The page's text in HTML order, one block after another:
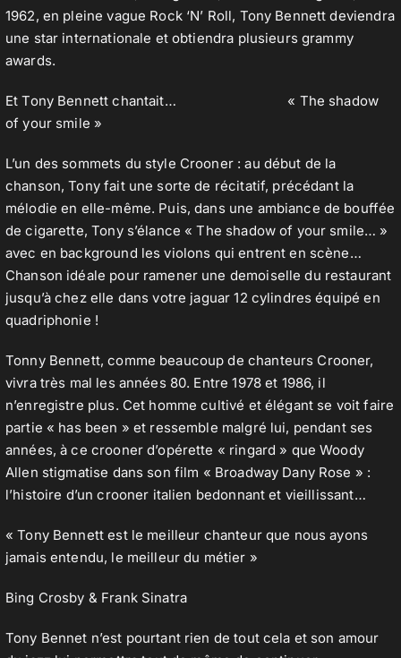
1962, en pleine vague Rock ‘N’ Roll, Tony Bennett deviendra
une star internationale et obtiendra plusieurs grammy
awards.
Et Tony Bennett chantait… « The shadow
of your smile »
L’un des sommets du style Crooner : au début de la
chanson, Tony fait une sorte de récitatif, précédant la
mélodie en elle-même. Puis, dans une ambiance de bouffée
de cigarette, Tony s’élance « The shadow of your smile… »
avec en background les violons qui entrent en scène…
Chanson idéale pour ramener une demoiselle du restaurant
jusqu’à chez elle dans votre jaguar 12 cylindres équipé en
quadriphonie !
Tonny Bennett, comme beaucoup de chanteurs Crooner,
vivra très mal les années 80. Entre 1978 et 1986, il
n’enregistre plus. Cet homme cultivé et élégant se voit faire
partie « has been » et ressemble malgré lui, pendant ses
années, à ce crooner d’opérette « ringard » que Woody
Allen stigmatise dans son film « Broadway Dany Rose » :
l’histoire d’un crooner italien bedonnant et vieillissant…
« Tony Bennett est le meilleur chanteur que nous ayons
jamais entendu, le meilleur du métier »
Bing Crosby & Frank Sinatra
Tony Bennet n’est pourtant rien de tout cela et son amour